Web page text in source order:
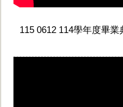
115 0612 114學年度畢